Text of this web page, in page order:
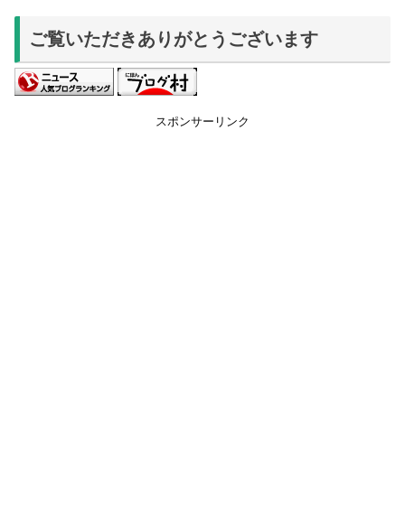
ご覧いただきありがとうございます
スポンサーリンク